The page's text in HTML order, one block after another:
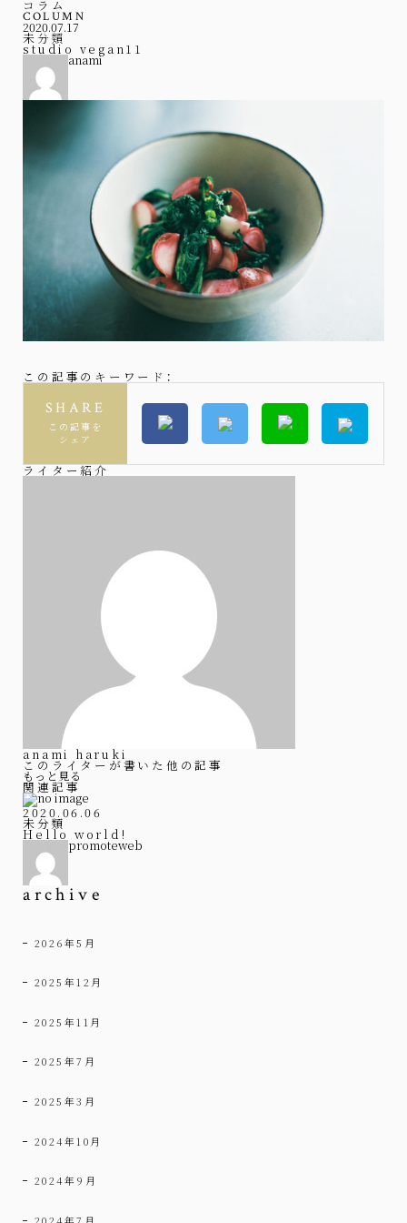
コラム
COLUMN
2020.07.17
未分類
studio vegan11
anami
この記事のキーワード：
SHARE
この記事を
シェア
ライター紹介
anami haruki
このライターが書いた他の記事
もっと見る
関連記事
2020.06.06
未分類
Hello world!
promoteweb
archive
2026年5月
2025年12月
2025年11月
2025年7月
2025年3月
2024年10月
2024年9月
2024年7月